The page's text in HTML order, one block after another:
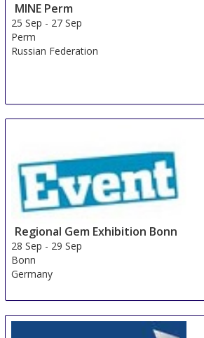
MINE Perm
25 Sep - 27 Sep
Perm
Russian Federation
Regional Gem Exhibition Bonn
28 Sep - 29 Sep
Bonn
Germany